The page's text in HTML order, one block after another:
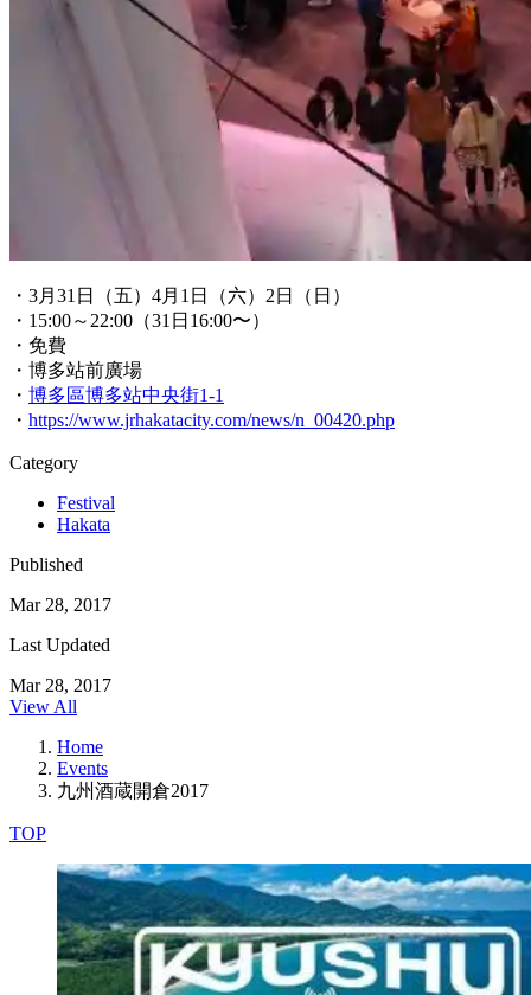
・3月31日（五）4月1日（六）2日（日）
・15:00～22:00（31日16:00〜）
・免費
・博多站前廣場
・ 博多區博多站中央街1-1
・ https://www.jrhakatacity.com/news/n_00420.php
Category
Festival
Hakata
Published
Mar 28, 2017
Last Updated
Mar 28, 2017
View All
Home
Events
九州酒蔵開倉2017
TOP